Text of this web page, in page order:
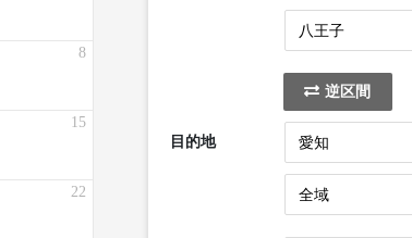
8
15
22
逆区間
目的地